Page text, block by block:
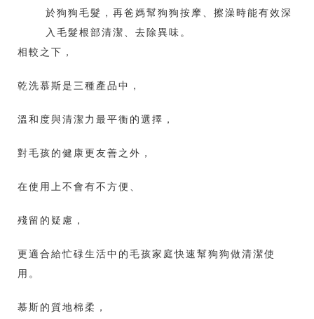
於狗狗毛髮，再爸媽幫狗狗按摩、擦澡時能有效深
入毛髮根部清潔、去除異味。
相較之下，
乾洗慕斯是三種產品中，
溫和度與清潔力最平衡的選擇，
對毛孩的健康更友善之外，
在使用上不會有不方便、
殘留的疑慮，
更適合給忙碌生活中的毛孩家庭快速幫狗狗做清潔使
用。
慕斯的質地棉柔，